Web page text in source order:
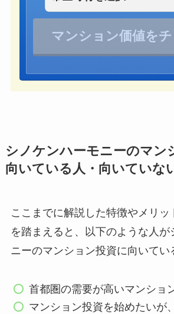
シノケンハーモニーのマン
向いている人・向いていな
ここまでに解説した特徴やメリッ
を踏まえると、以下のような人が
ニーのマンション投資に向いてい
首都圏の需要が高いマンショ
マンション投資を始めたいが